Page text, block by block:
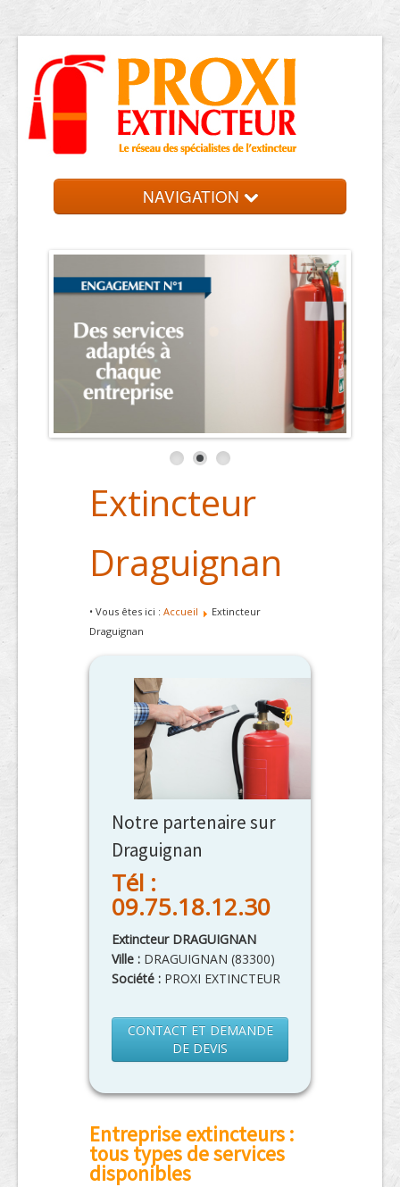
NAVIGATION
Extincteur
Draguignan
• Vous êtes ici : Accueil
Extincteur
Draguignan
Notre partenaire sur
Draguignan
Tél :
09.75.18.12.30
Extincteur DRAGUIGNAN
Ville : DRAGUIGNAN (83300)
Société : PROXI EXTINCTEUR
CONTACT ET DEMANDE
DE DEVIS
Entreprise extincteurs :
tous types de services
disponibles